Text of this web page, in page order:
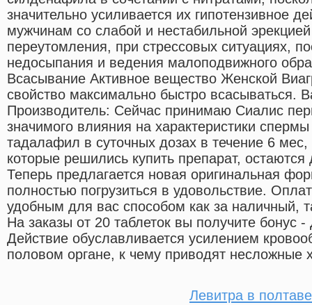
значительно усиливается их гипотензивное
мужчинам со слабой и нестабильной
переутомления, при стрессовых ситуациях,
недосыпания и ведения малоподвижного
Всасывание Активное вещество Женской
свойство максимально быстро всасываться.
Производитель: Сейчас принимаю Сиалис
значимого влияния на характеристики
тадалафил в суточных дозах в течение 6
которые решились купить препарат,
Теперь предлагается новая оригинальная
полностью погрузиться в удовольствие.
удобным для вас способом как за наличный,
На заказы от 20 таблеток вы получите бонус
Действие обуславливается усилением
половом органе, к чему приводят несложные
Левитра в полтаве